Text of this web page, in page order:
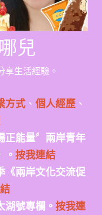
兒
享生活經驗。
方式、 個人經歷、
正能量〞兩岸青年
。 按我連結
《兩岸文化交流促
號專欄。 按我連